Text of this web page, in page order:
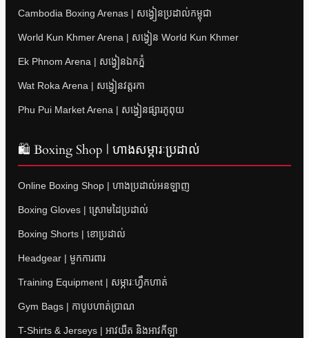
Cambodia Boxing Arenas | សង្វៀនប្រដាល់កម្ពុជា
World Kun Khmer Arena | សង្វៀន World Kun Khmer
Ek Phnom Arena | សង្វៀនឯកភ្នំ
Wat Roka Arena | សង្វៀនវត្តរកា
Phu Pui Market Arena | សង្វៀនផ្សារភូពុយ
🛍 Boxing Shop | ហាងសម្ភារៈប្រដាល់
Online Boxing Shop | ហាងប្រដាល់អនឡាញ
Boxing Gloves | ស្រោមដៃប្រដាល់
Boxing Shorts | ខោប្រដាល់
Headgear | មួកការពារ
Training Equipment | សម្ភារៈហ្វឹកហាត់
Gym Bags | កាបូបហាត់ប្រាណ
T-Shirts & Jerseys | អាវយឺត និងអាវកីឡា